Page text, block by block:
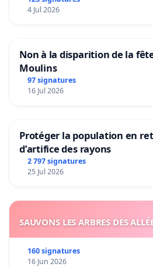
4 Jul 2026
Non à la disparition de la
Moulins
97 signatures
16 Jul 2026
Protéger la population en
d’artifice des rayons
2 797 signatures
25 Jul 2026
SAUVONS LES ARBRES DES
160 signatures
16 Jun 2026